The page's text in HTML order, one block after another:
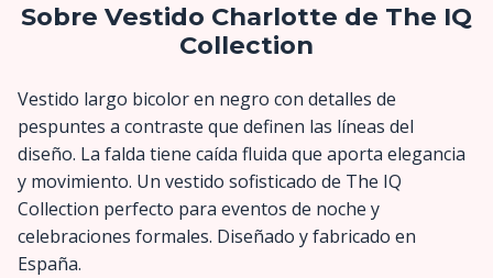
Sobre Vestido Charlotte de The IQ
Collection
Vestido largo bicolor en negro con detalles de
pespuntes a contraste que definen las líneas del
diseño. La falda tiene caída fluida que aporta elegancia
y movimiento. Un vestido sofisticado de The IQ
Collection perfecto para eventos de noche y
celebraciones formales. Diseñado y fabricado en
España.